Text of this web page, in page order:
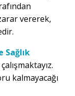
vererek,
Sağlık
kalmayacağı